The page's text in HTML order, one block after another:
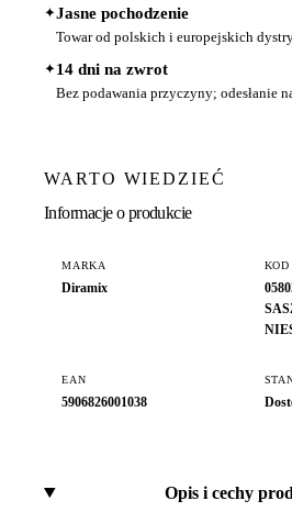
✦Jasne pochodzenie
Towar od polskich i europejskich
✦14 dni na zwrot
Bez podawania przyczyny; odesłanie
WARTO WIEDZIEĆ
Informacje o produkcie
MARKA
Diramix
KOD
EAN
5906826001038
Opis i cechy